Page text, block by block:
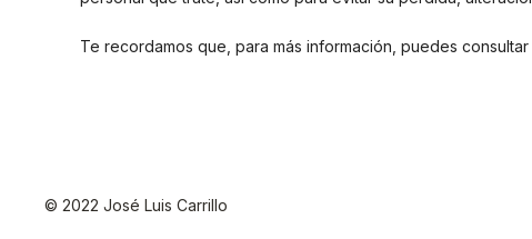
Te recordamos que, para más información, puedes
© 2022 José Luis Carrillo